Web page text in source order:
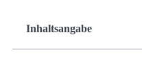
Inhaltsangabe